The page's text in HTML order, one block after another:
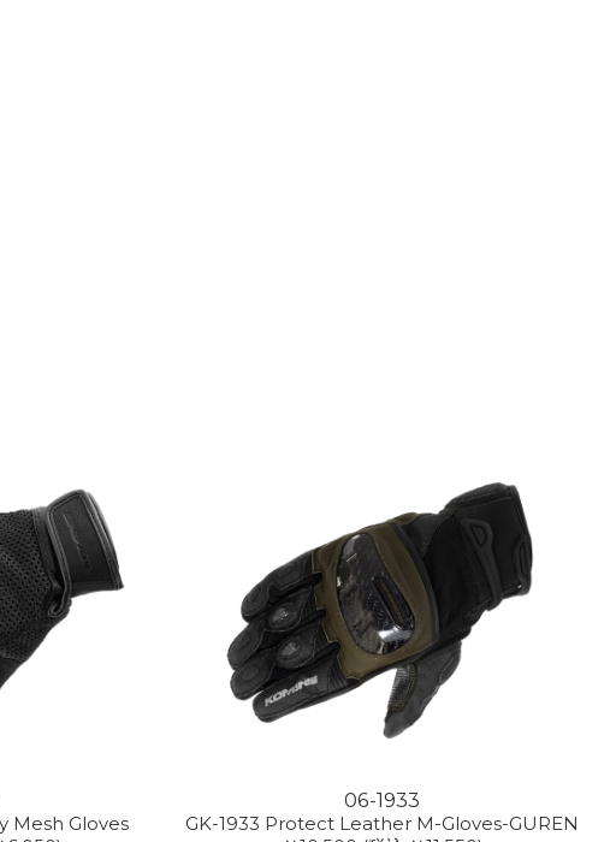
Mesh Gloves
06-1933
GK-1933 Protect Leather M-Gloves-GUREN